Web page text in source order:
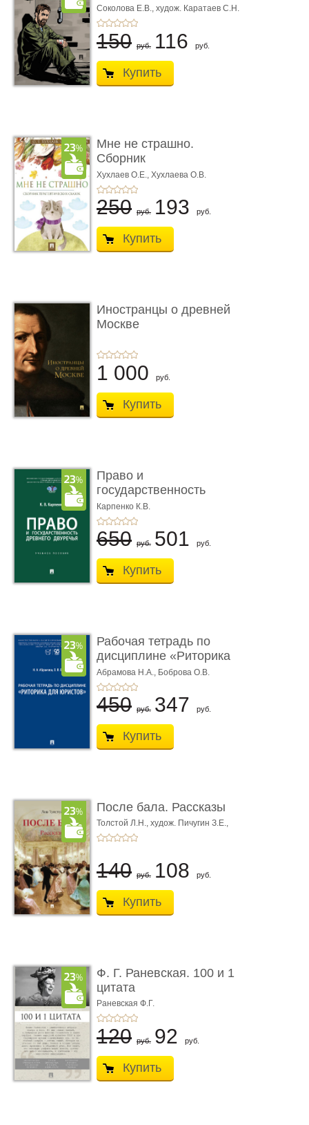
Соколова Е.В., худож. Каратаев С.Н.
150 руб. 116 руб.
Купить
Мне не страшно.
Сборник
терапевтических
сказо� ...
Хухлаев О.Е., Хухлаева О.В.
250 руб. 193 руб.
Купить
Иностранцы о древней
Москве
1 000 руб.
Купить
Право и
государственность
Древнего Двуречья. �
...
Карпенко К.В.
650 руб. 501 руб.
Купить
Рабочая тетрадь по
дисциплине «Риторика
для ю� ...
Абрамова Н.А., Боброва О.В.
450 руб. 347 руб.
Купить
После бала. Рассказы
Толстой Л.Н., худож. Пичугин З.Е.,
худож. Лебедев А.И.,
140 руб. 108 руб.
Купить
Ф. Г. Раневская. 100 и 1
цитата
Раневская Ф.Г.
120 руб. 92 руб.
Купить